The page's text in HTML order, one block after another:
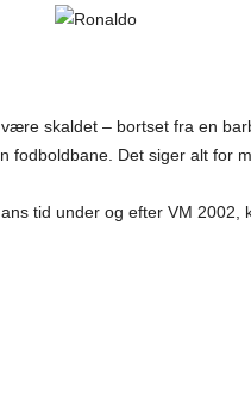
skaldet – bortset fra en
fodboldbane. Det siger alt for
tid under og efter VM 2002,